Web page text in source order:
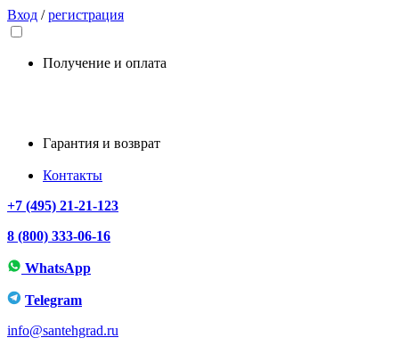
Вход /регистрация
Получение и оплата
Гарантия и возврат
Контакты
+7 (495) 21-21-123
8 (800) 333-06-16
WhatsApp
Telegram
info@santehgrad.ru